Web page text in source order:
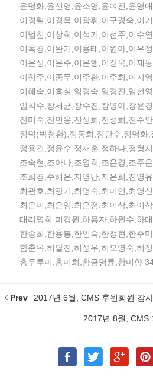
윤명화,윤선영,윤소영,윤여진,윤영
이경렬,이경옥,이광휘,이구경숙,이
이범천,이상희,이석기,이선주,이수
이옥경,이완기,이용태,이원아,이유
이은상,이은주,이은행,이장욱,이재
이정주,이종무,이주환,이주희,이지
이혜숙,이흥실,임경숙,임경진,임선
임희수,장세균,장수진,장영아,장윤
전미숙,전민용,전상희,전성희,전수
정덕(박청환),정동희,정란수,정명화,
정용건,정윤수,정재훈,정하나,정형
조숙현,조아나,조영희,조은경,조주
조희경,주해은,지영난,지은희,진영
최관호,최광기,최명숙,최미연,최영
최은미,최은영,최은정,최이삭,최이
태리명희,피경원,하용자,하원수,하
한송희,한용봉,한인숙,한정현,한주
함춘옥,허달진,허성우,허오영숙,허
홍두루미,홍미희,황금명륜,황미향
Prev 2017년 6월, CMS 후원회원 감
2017년 8월, CMS